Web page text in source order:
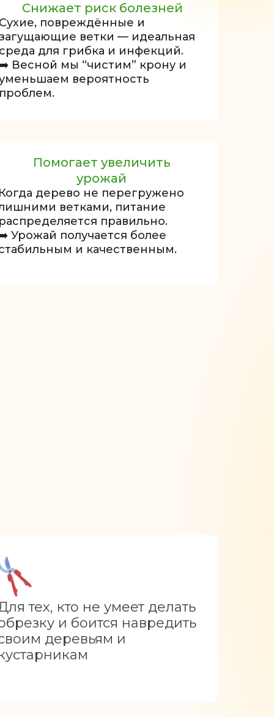
Снижает риск болезней
повреждённые и
ветки — идеальная
для грибка и инфекций.
Весной мы “чистим” крону и
вероятность
Помогает увеличить
урожай
дерево не перегружено
ветками, питание
правильно.
Урожай получается более
и качественным.
тех, кто не умеет делать
и боится навредить
деревьям и